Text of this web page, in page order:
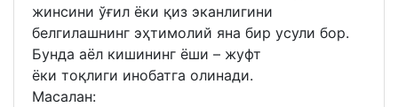
жинсини ўғил ёки қиз эканлигини
белгилашнинг эҳтимолий яна бир усули бор.
Бунда аёл кишининг ёши – жуфт
ёки тоқлиги инобатга олинади.
Масалан: